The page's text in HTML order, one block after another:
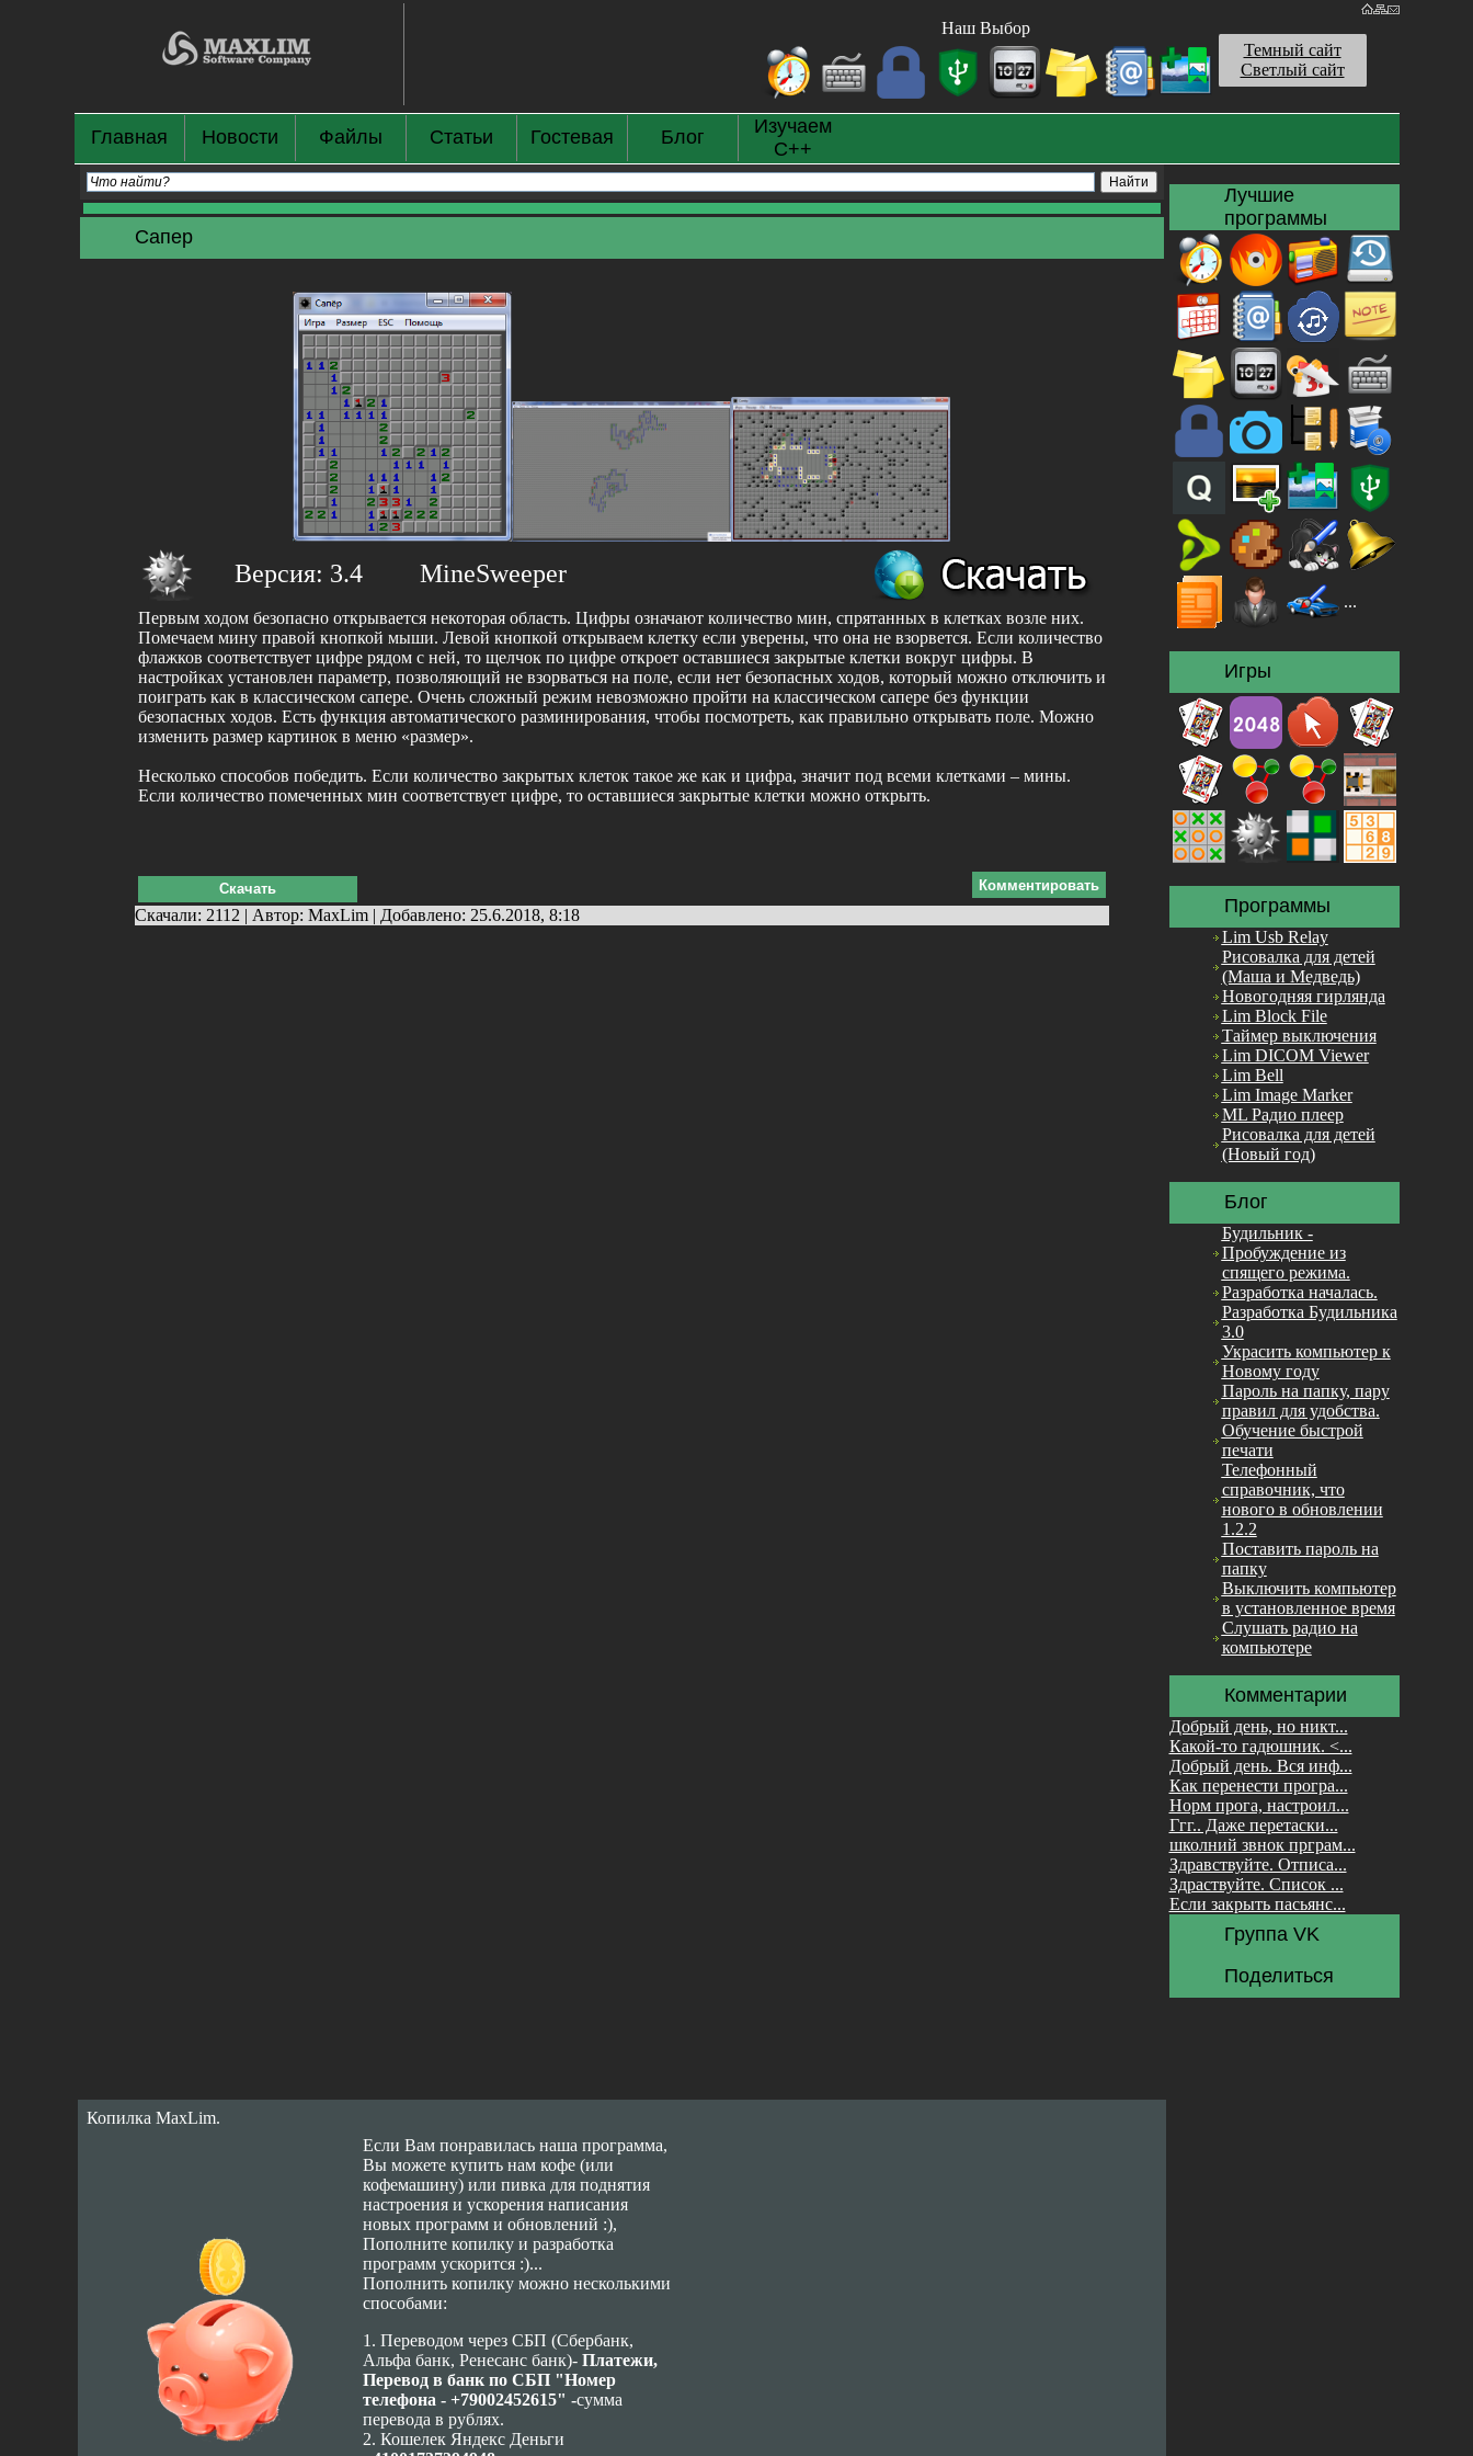
Наш Выбор
Темный сайт
Светлый сайт
Главная Новости Файлы Статьи Гостевая Блог
Изучаем
С++
Сапер
Версия: 3.4 MineSweeper
Первым ходом безопасно открывается некоторая область. Цифры означают количество мин, спрятанных в клетках возле них.
Помечаем мину правой кнопкой мыши. Левой кнопкой открываем клетку если уверены, что она не взорвется. Если количество
флажков соответствует цифре рядом с ней, то щелчок по цифре откроет оставшиеся закрытые клетки вокруг цифры. В
настройках установлен параметр, позволяющий не взорваться на поле, если нет безопасных ходов, который можно отключить и
поиграть как в классическом сапере. Очень сложный режим невозможно пройти на классическом сапере без функции
безопасных ходов. Есть функция автоматического разминирования, чтобы посмотреть, как правильно открывать поле. Можно
изменить размер картинок в меню «размер».
Несколько способов победить. Если количество закрытых клеток такое же как и цифра, значит под всеми клетками – мины.
Если количество помеченных мин соответствует цифре, то оставшиеся закрытые клетки можно открыть.
Скачать Комментировать
Скачали: 2112 | Автор: MaxLim | Добавлено: 25.6.2018, 8:18
Лучшие
программы
...
Игры
Программы
Lim Usb Relay
Рисовалка для детей
(Маша и Медведь)
Новогодняя гирлянда
Lim Block File
Таймер выключения
Lim DICOM Viewer
Lim Bell
Lim Image Marker
ML Радио плеер
Рисовалка для детей
(Новый год)
Блог
Будильник -
Пробуждение из
спящего режима.
Разработка началась.
Разработка Будильника
3.0
Украсить компьютер к
Новому году
Пароль на папку, пару
правил для удобства.
Обучение быстрой
печати
Телефонный
справочник, что
нового в обновлении
1.2.2
Поставить пароль на
папку
Выключить компьютер
в установленное время
Слушать радио на
компьютере
Комментарии
Добрый день, но никт...
Какой-то гадюшник. <...
Добрый день. Вся инф...
Как перенести програ...
Норм прога, настроил...
Ггг.. Даже перетаски...
школний звнок прграм...
Здравствуйте. Отписа...
Здраствуйте. Список ...
Если закрыть пасьянс...
Группа VK
Поделиться
Копилка MaxLim.
Если Вам понравилась наша программа,
Вы можете купить нам кофе (или
кофемашину) или пивка для поднятия
настроения и ускорения написания
новых программ и обновлений :),
Пополните копилку и разработка
программ ускорится :)...
Пополнить копилку можно несколькими
способами:
1. Переводом через СБП (Сбербанк,
Альфа банк, Ренесанс банк)- Платежи,
Перевод в банк по СБП "Номер
телефона - +79002452615" -сумма
перевода в рублях.
2. Кошелек Яндекс Деньги